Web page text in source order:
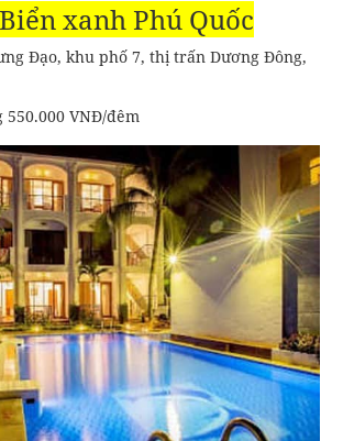
xanh Phú Quốc
Đạo, khu phố 7, thị trấn Dương Đông,
550.000 VNĐ/đêm